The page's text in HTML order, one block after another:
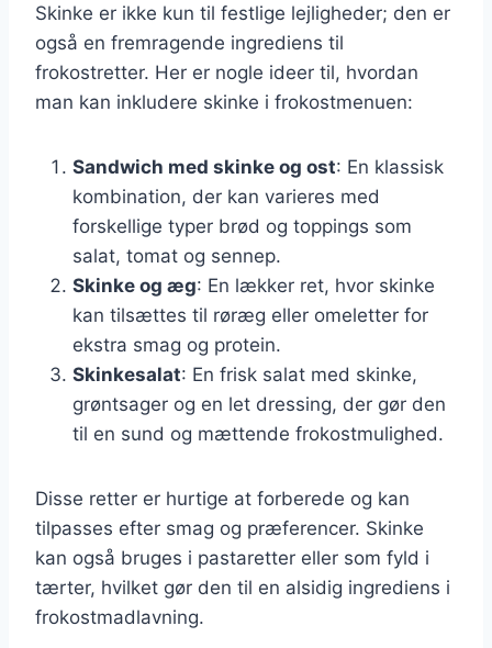
Skinke er ikke kun til festlige lejligheder; den er
også en fremragende ingrediens til
frokostretter. Her er nogle ideer til, hvordan
man kan inkludere skinke i frokostmenuen:
Sandwich med skinke og ost: En klassisk
kombination, der kan varieres med
forskellige typer brød og toppings som
salat, tomat og sennep.
Skinke og æg: En lækker ret, hvor skinke
kan tilsættes til røræg eller omeletter for
ekstra smag og protein.
Skinkesalat: En frisk salat med skinke,
grøntsager og en let dressing, der gør den
til en sund og mættende frokostmulighed.
Disse retter er hurtige at forberede og kan
tilpasses efter smag og præferencer. Skinke
kan også bruges i pastaretter eller som fyld i
tærter, hvilket gør den til en alsidig ingrediens i
frokostmadlavning.